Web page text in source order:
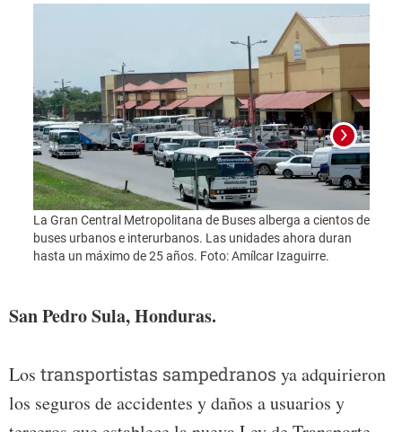
La Gran Central Metropolitana de Buses alberga a cientos de
buses urbanos e interurbanos. Las unidades ahora duran
hasta un máximo de 25 años. Foto: Amílcar Izaguirre.
San Pedro Sula, Honduras.
Los transportistas sampedranos ya adquirieron
los seguros de accidentes y daños a usuarios y